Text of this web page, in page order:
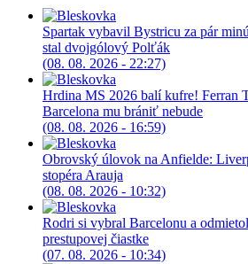
Spartak vybavil Bystricu za pár
stal dvojgólový Polťák
(08. 08. 2026 - 22:27)
Hrdina MS 2026 balí kufre! Ferran
Barcelona mu brániť nebude
(08. 08. 2026 - 16:59)
Obrovský úlovok na Anfielde:
stopéra Arauja
(08. 08. 2026 - 10:32)
Rodri si vybral Barcelonu a
prestupovej čiastke
(07. 08. 2026 - 10:34)